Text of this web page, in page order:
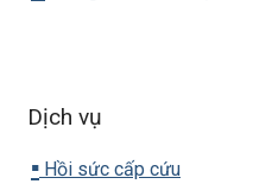
Dịch vụ
▪️ Hồi sức cấp cứu